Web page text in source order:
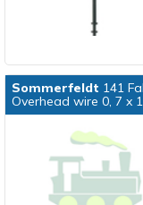
Sommerfeldt 141
Overhead wire 0, 7 x